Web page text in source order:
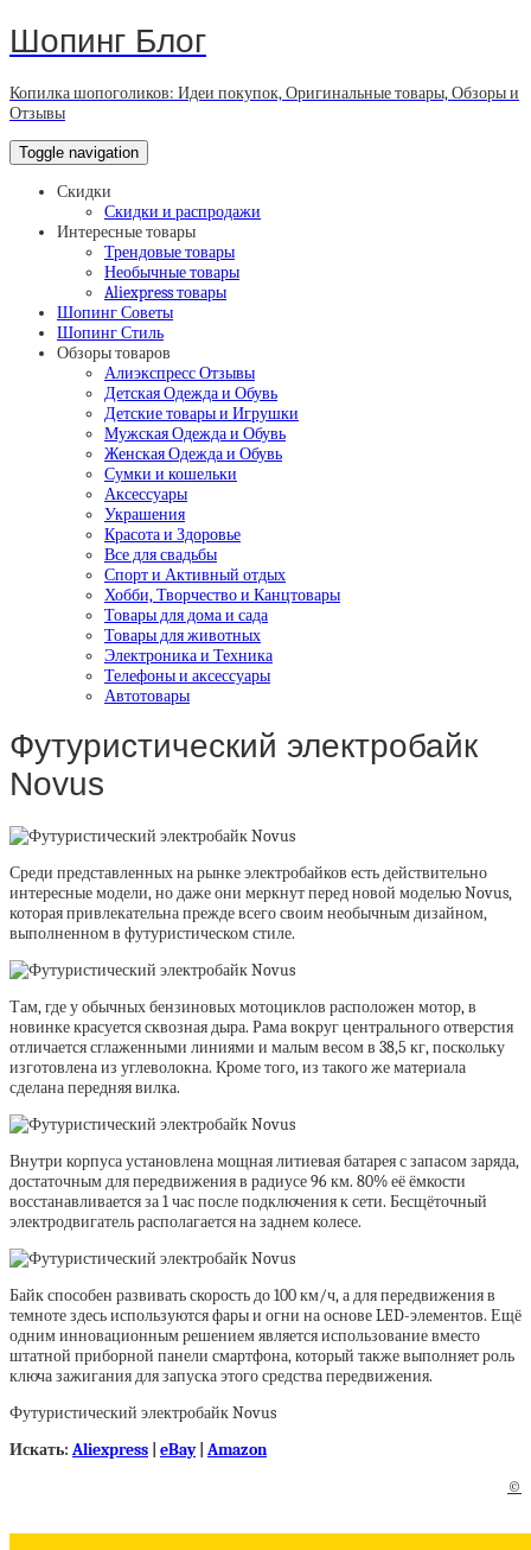
Шопинг Блог
Копилка шопоголиков: Идеи покупок, Оригинальные товары, Обзоры и
Отзывы
Toggle navigation
Скидки
Скидки и распродажи
Интересные товары
Трендовые товары
Необычные товары
Aliexpress товары
Шопинг Советы
Шопинг Стиль
Обзоры товаров
Алиэкспресс Отзывы
Детская Одежда и Обувь
Детские товары и Игрушки
Мужская Одежда и Обувь
Женская Одежда и Обувь
Сумки и кошельки
Аксессуары
Украшения
Красота и Здоровье
Все для свадьбы
Спорт и Активный отдых
Хобби, Творчество и Канцтовары
Товары для дома и сада
Товары для животных
Электроника и Техника
Телефоны и аксессуары
Автотовары
Футуристический электробайк
Novus
Среди представленных на рынке электробайков есть действительно
интересные модели, но даже они меркнут перед новой моделью Novus,
которая привлекательна прежде всего своим необычным дизайном,
выполненном в футуристическом стиле.
Там, где у обычных бензиновых мотоциклов расположен мотор, в
новинке красуется сквозная дыра. Рама вокруг центрального отверстия
отличается сглаженными линиями и малым весом в 38,5 кг, поскольку
изготовлена из углеволокна. Кроме того, из такого же материала
сделана передняя вилка.
Внутри корпуса установлена мощная литиевая батарея с запасом заряда,
достаточным для передвижения в радиусе 96 км. 80% её ёмкости
восстанавливается за 1 час после подключения к сети. Бесщёточный
электродвигатель располагается на заднем колесе.
Байк способен развивать скорость до 100 км/ч, а для передвижения в
темноте здесь используются фары и огни на основе LED-элементов. Ещё
одним инновационным решением является использование вместо
штатной приборной панели смартфона, который также выполняет роль
ключа зажигания для запуска этого средства передвижения.
Футуристический электробайк Novus
Искать: Aliexpress eBay| Amazon
©